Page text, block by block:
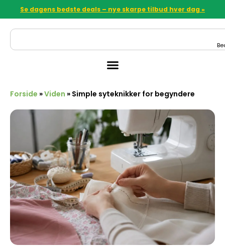
Se dagens bedste deals – nye skarpe tilbud hver dag »
Forside »Viden » Simple syteknikker for begyndere